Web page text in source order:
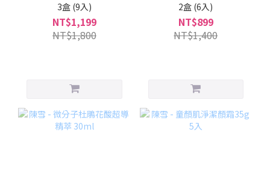
3盒 (9入)
NT$1,199
NT$1,800
2盒 (6入)
NT$899
NT$1,400